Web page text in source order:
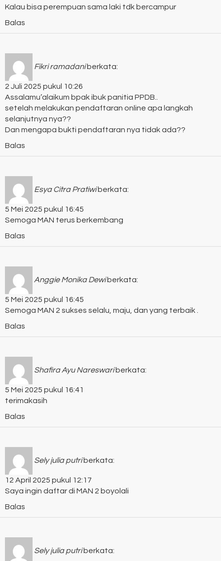
Kalau bisa perempuan sama laki tdk bercampur
Balas
Fikri ramadani berkata:
2 Juli 2025 pukul 10:26
Assalamu’alaikum bpak ibuk panitia PPDB..
setelah melakukan pendaftaran online apa langkah
selanjutnya nya??
Dan mengapa bukti pendaftaran nya tidak ada??
Balas
Esya Citra Pratiwi berkata:
5 Mei 2025 pukul 16:45
Semoga MAN terus berkembang
Balas
Anggie Monika Dewi berkata:
5 Mei 2025 pukul 16:45
Semoga MAN 2 sukses selalu, maju, dan yang terbaik .
Balas
Shafira Ayu Nareswari berkata:
5 Mei 2025 pukul 16:41
terimakasih
Balas
Sely julia putri berkata:
12 April 2025 pukul 12:17
Saya ingin daftar di MAN 2 boyolali
Balas
Sely julia putri berkata: